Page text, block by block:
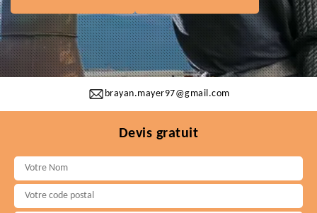
brayan.mayer97@gmail.com
Devis gratuit